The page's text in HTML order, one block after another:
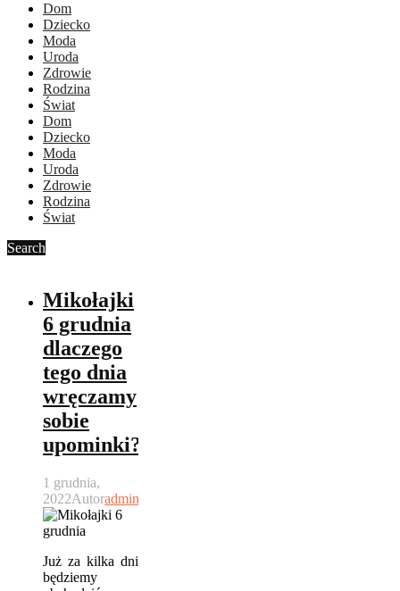
Dom
Dziecko
Moda
Uroda
Zdrowie
Rodzina
Świat
Dom
Dziecko
Moda
Uroda
Zdrowie
Rodzina
Świat
Search
Mikołajki
6 grudnia
dlaczego
tego dnia
wręczamy
sobie
upominki?
1 grudnia,
2022Autoradmin
Już za kilka dni
będziemy